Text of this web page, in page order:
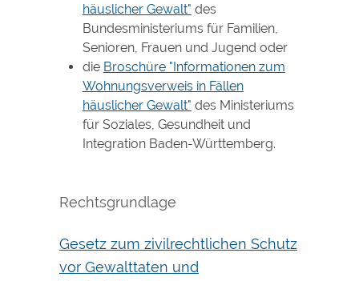
häuslicher Gewalt" des
Bundesministeriums für Familien,
Senioren, Frauen und Jugend oder
die Broschüre "Informationen zum
Wohnungsverweis in Fällen
häuslicher Gewalt" des Ministeriums
für Soziales, Gesundheit und
Integration Baden-Württemberg.
Rechtsgrundlage
Gesetz zum zivilrechtlichen Schutz
vor Gewalttaten und